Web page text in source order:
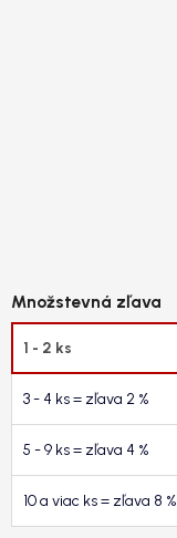
1 - 2 ks
3 - 4 ks = zľava 2 %
5 - 9 ks = zľava 4 %
10 a viac ks = zľava 8 %